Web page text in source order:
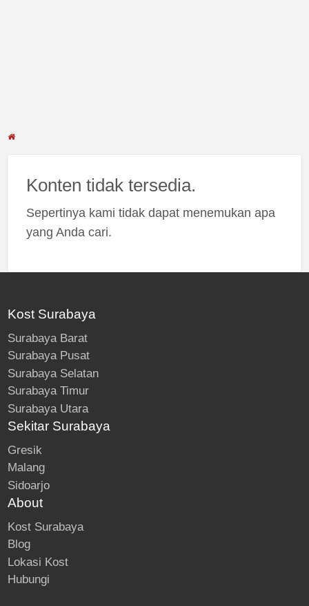
Konten tidak tersedia.
Sepertinya kami tidak dapat menemukan apa
yang Anda cari.
Kost Surabaya
Surabaya Barat
Surabaya Pusat
Surabaya Selatan
Surabaya Timur
Surabaya Utara
Sekitar Surabaya
Gresik
Malang
Sidoarjo
About
Kost Surabaya
Blog
Lokasi Kost
Hubungi